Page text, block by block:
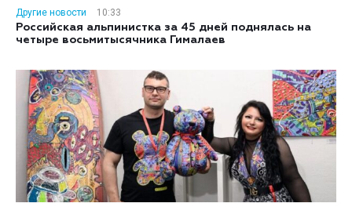
Другие новости
10:33
Российская альпинистка за 45 дней поднялась на
четыре восьмитысячника Гималаев